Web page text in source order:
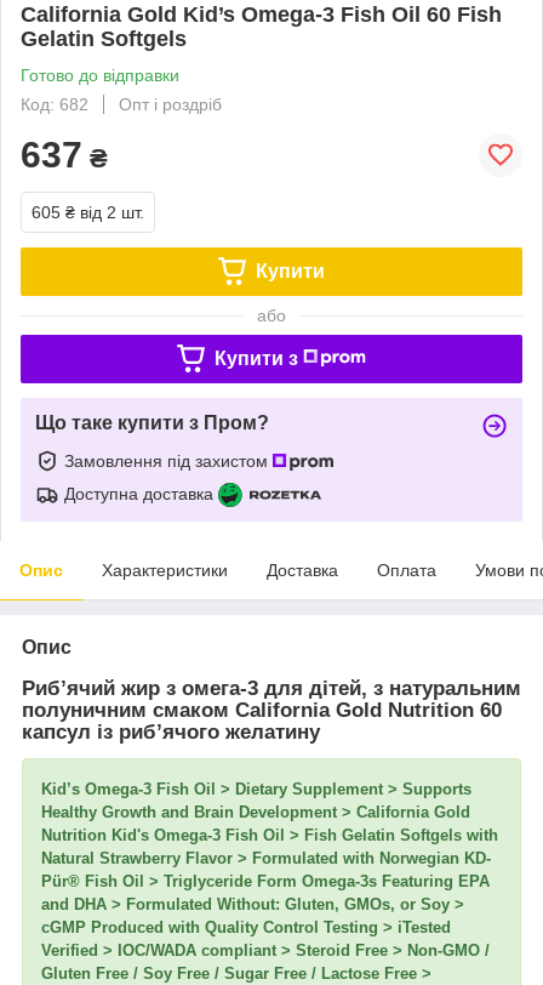
California Gold Kid’s Omega-3 Fish Oil 60 Fish
Gelatin Softgels
Готово до відправки
Код: 682
Опт і роздріб
637 ₴
605 ₴ від 2 шт.
Купити
або
Купити з
Що таке купити з Пром?
Замовлення під захистом
Доступна доставка
Опис Характеристики Доставка Оплата Умови
Опис
Риб’ячий жир з омега-3 для дітей, з натуральним
полуничним смаком California Gold Nutrition 60
капсул із риб’ячого желатину
Kid’s Omega-3 Fish Oil > Dietary Supplement > Supports
Healthy Growth and Brain Development > California Gold
Nutrition Kid's Omega-3 Fish Oil > Fish Gelatin Softgels with
Natural Strawberry Flavor > Formulated with Norwegian KD-
Pür® Fish Oil > Triglyceride Form Omega-3s Featuring EPA
and DHA > Formulated Without: Gluten, GMOs, or Soy >
cGMP Produced with Quality Control Testing > iTested
Verified > IOC/WADA compliant > Steroid Free > Non-GMO /
Gluten Free / Soy Free / Sugar Free / Lactose Free >